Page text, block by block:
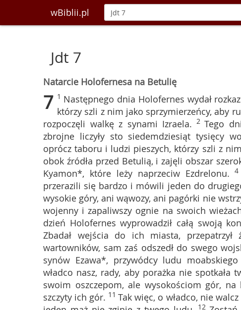
wBiblii.pl
Jdt 7
Natarcie Holofernesa na Betulię
7 1 Następnego dnia Holofernes wydał
którzy szli z nim jako sprzymierzeńcy, aby
rozpoczęli walkę z synami Izraela. 2 Tego
zbrojne liczyły sto siedemdziesiąt tysięcy
oprócz taboru i ludzi pieszych, którzy szli z
obok źródła przed Betulią, i zajęli obszar
Kyamon*, które leży naprzeciw Ezdrelonu. 4
przerazili się bardzo i mówili jeden do
wysokie góry, ani wąwozy, ani pagórki nie
wojenny i zapaliwszy ognie na swoich
dzień Holofernes wyprowadził całą swoją
Zbadał wejścia do ich miasta,
wartowników, sam zaś odszedł do swego
synów Ezawa*, przywódcy ludu
władco nasz, rady, aby porażka nie spotkała
swoim oszczepom, ale wysokościom gór,
szczyty ich gór. 11 Tak więc, o władco, nie
12